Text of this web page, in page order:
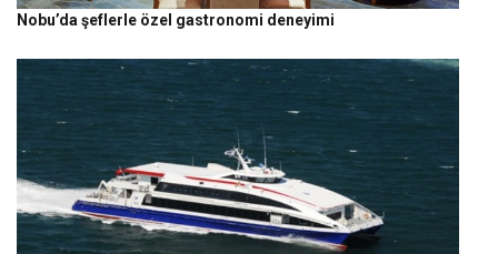
Nobu’da şeflerle özel gastronomi deneyimi